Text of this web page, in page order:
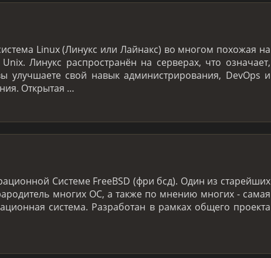
Linux (Линукс или Лайнакс) во многом похожая на
Линукс распространён на серверах, что означает,
улучшаете свой навык администрирования, DevOps и
Открытая …
Системе FreeBSD (фри бсд). Один из старейших
многих ОС, а также по мнению многих - самая
система. Разработан в рамках общего проекта